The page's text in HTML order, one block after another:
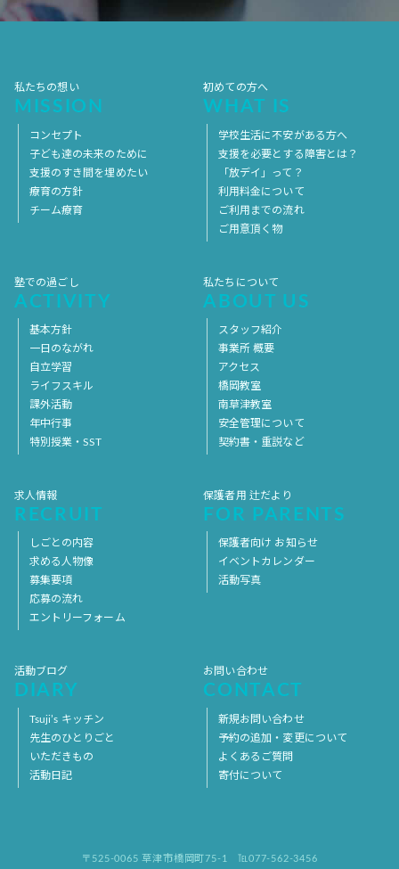
2017年4月
私たちの想い
MISSION
コンセプト
子ども達の未来のために
支援のすき間を埋めたい
療育の方針
チーム療育
初めての方へ
WHAT IS
学校生活に不安がある方へ
支援を必要とする障害とは？
「放デイ」って？
利用料金について
ご利用までの流れ
ご用意頂く物
塾での過ごし
ACTIVITY
基本方針
一日のながれ
自立学習
ライフスキル
課外活動
年中行事
特別授業・SST
私たちについて
ABOUT US
スタッフ紹介
事業所 概要
アクセス
橋岡教室
南草津教室
安全管理について
契約書・重説など
求人情報
RECRUIT
しごとの内容
求める人物像
募集要項
応募の流れ
エントリーフォーム
保護者用 辻だより
FOR PARENTS
保護者向け お知らせ
イベントカレンダー
活動写真
活動ブログ
DIARY
Tsuji’s キッチン
先生のひとりごと
いただきもの
活動日記
お問い合わせ
CONTACT
新規お問い合わせ
予約の追加・変更について
よくあるご質問
寄付について
〒525-0065 草津市橋岡町75-1 ℡077-562-3456